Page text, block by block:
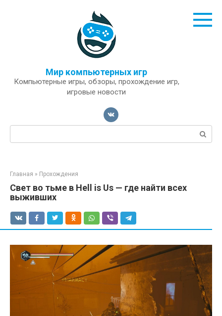
Мир компьютерных игр
Компьютерные игры, обзоры, прохождение игр,
игровые новости
Поиск:
Главная » Прохождения
Свет во тьме в Hell is Us — где найти всех
выживших